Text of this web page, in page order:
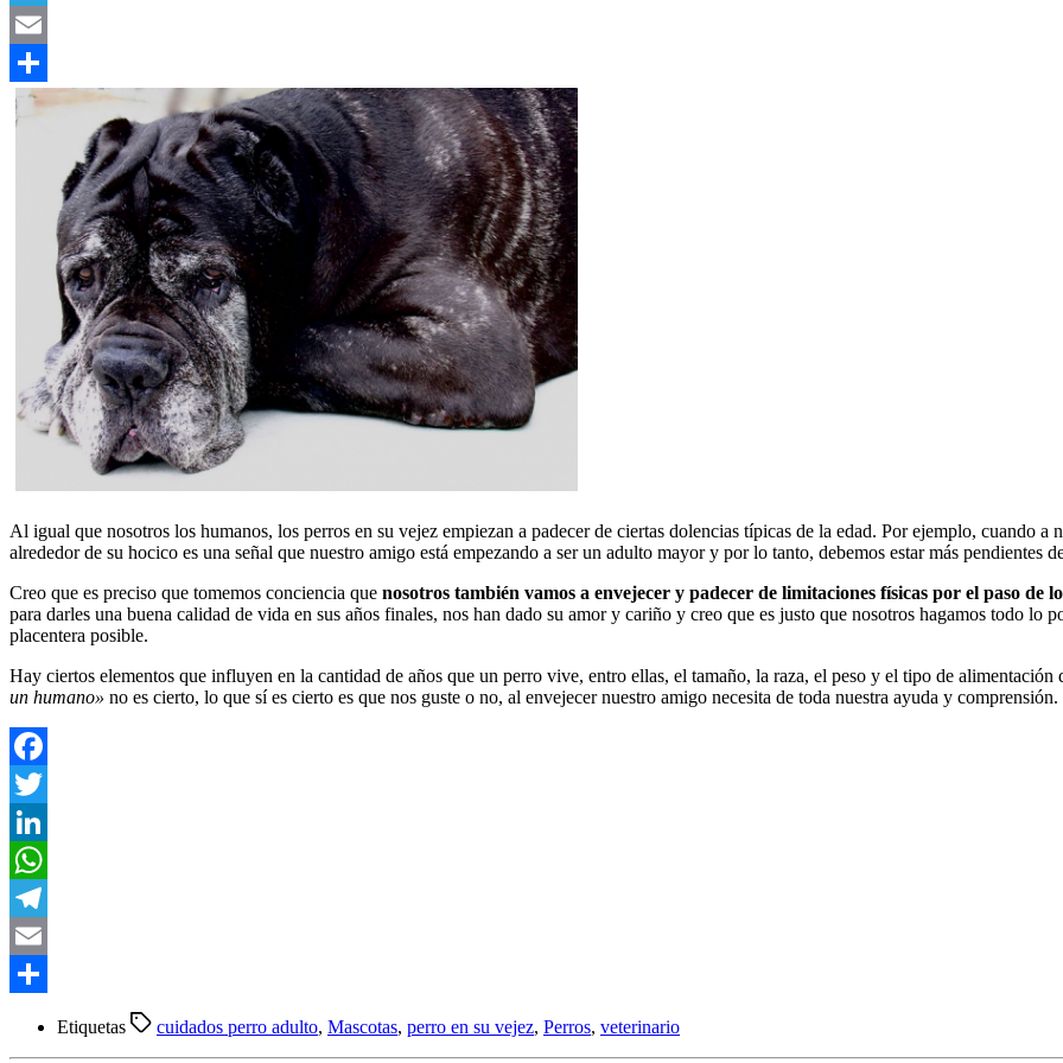
Telegram
Email
Compartir
Al igual que nosotros los humanos, los perros en su vejez empiezan a padecer de ciertas dolencias típicas de la edad. Por ejemplo, cuando a
alrededor de su hocico es una señal que nuestro amigo está empezando a ser un adulto mayor y por lo tanto, debemos estar más pendientes
Creo que es preciso que tomemos conciencia que nosotros también vamos a envejecer y padecer de limitaciones físicas por el paso de
para darles una buena calidad de vida en sus años finales, nos han dado su amor y cariño y creo que es justo que nosotros hagamos todo lo
placentera posible.
Hay ciertos elementos que influyen en la cantidad de años que un perro vive, entro ellas, el tamaño, la raza, el peso y el tipo de
un humano» no es cierto, lo que sí es cierto es que nos guste o no, al envejecer nuestro amigo necesita de toda nuestra ayuda y comprensión.
Facebook
Twitter
LinkedIn
WhatsApp
Telegram
Email
Etiquetas cuidados perro adulto, Mascotas, perro en su vejez, Perros, veterinario